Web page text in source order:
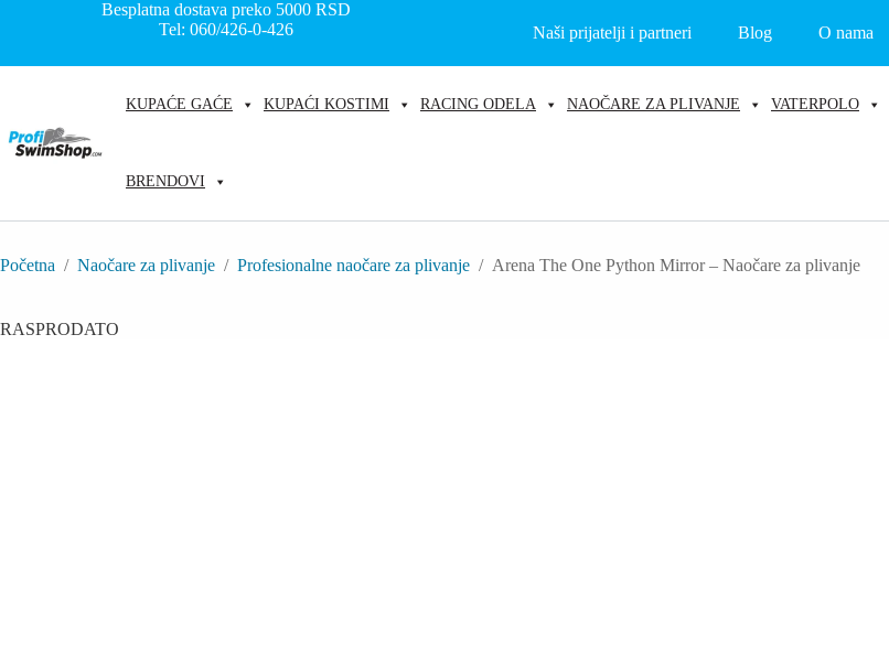
Besplatna dostava preko 5000RSD
Tel: 060/426-0-426
Naši prijatelji i partneri Blog O nama
KUPAĆE GAĆE KUPAĆI KOSTIMI RACING ODELA NAOČARE ZA PLIVANJE VATERPOLO
BRENDOVI
Početna / Naočare za plivanje / Profesionalne naočare za plivanje / Arena The One Python Mirror – Naočare za plivanje
RASPRODATO